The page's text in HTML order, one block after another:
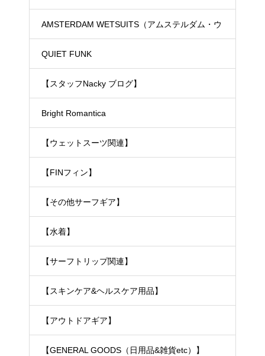
ド）
AMSTERDAM WETSUITS（アムステルダム・ウ
ェットスーツ）
QUIET FUNK
【スタッフNacky ブログ】
Bright Romantica
【ウェットスーツ関連】
【FINフィン】
【その他サーフギア】
【水着】
【サーフトリップ関連】
【スキンケア&ヘルスケア用品】
【アウトドアギア】
【GENERAL GOODS（日用品&雑貨etc）】